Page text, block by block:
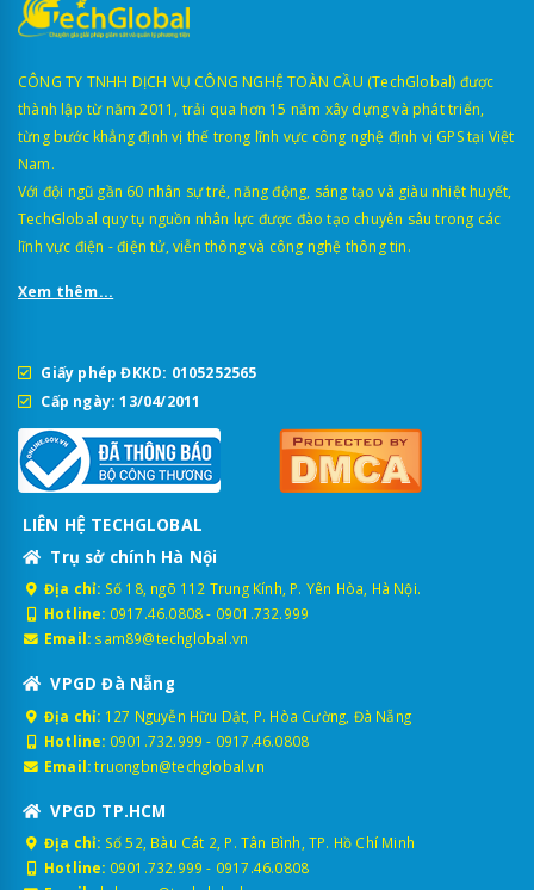
CÔNG TY TNHH DỊCH VỤ CÔNG NGHỆ TOÀN CẦU (TechGlobal) được
thành lập từ năm 2011, trải qua hơn 15 năm xây dựng và phát triển,
từng bước khẳng định vị thế trong lĩnh vực công nghệ định vị GPS tại Việt
Nam.
Với đội ngũ gần 60 nhân sự trẻ, năng động, sáng tạo và giàu nhiệt huyết,
TechGlobal quy tụ nguồn nhân lực được đào tạo chuyên sâu trong các
lĩnh vực điện - điện tử, viễn thông và công nghệ thông tin.
Xem thêm...
Giấy phép ĐKKD: 0105252565
Cấp ngày: 13/04/2011
LIÊN HỆ TECHGLOBAL
Trụ sở chính Hà Nội
Địa chỉ: Số 18, ngõ 112 Trung Kính, P. Yên Hòa, Hà Nội.
Hotline: 0917.46.0808- 0901.732.999
Email: sam89@techglobal.vn
VPGD Đà Nẵng
Địa chỉ: 127 Nguyễn Hữu Dật, P. Hòa Cường, Đà Nẵng
Hotline: 0901.732.999 - 0917.46.0808
Email: truongbn@techglobal.vn
VPGD TP.HCM
Địa chỉ: Số 52, Bàu Cát 2, P. Tân Bình, TP. Hồ Chí Minh
Hotline: 0901.732.999 - 0917.46.0808